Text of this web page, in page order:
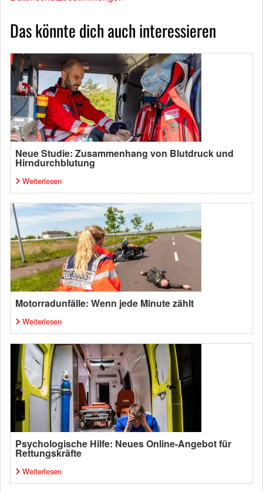
Das könnte dich auch interessieren
Neue Studie: Zusammenhang von Blutdruck und
Hirndurchblutung
Weiterlesen
Motorradunfälle: Wenn jede Minute zählt
Weiterlesen
Psychologische Hilfe: Neues Online-Angebot für
Rettungskräfte
Weiterlesen